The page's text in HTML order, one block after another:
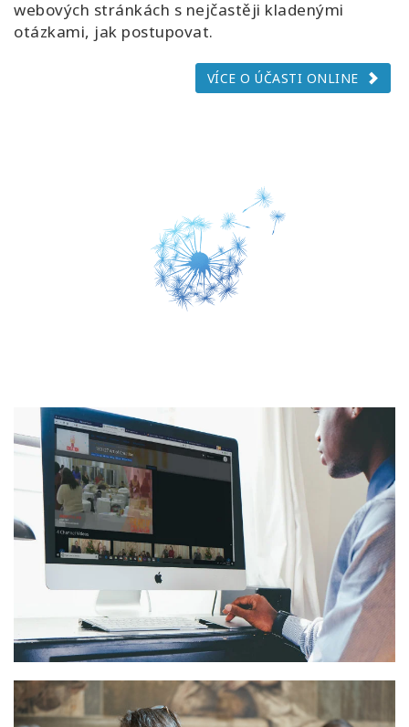
webových stránkách s nejčastěji kladenými
otázkami, jak postupovat.
VÍCE O ÚČASTI ONLINE